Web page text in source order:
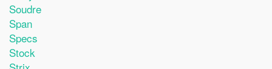
Soudre
Span
Specs
Stock